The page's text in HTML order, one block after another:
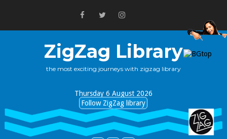
ZigZag Library
the most exciting journeys with zigzag library
Thursday 6 August 2026
Follow ZigZag library